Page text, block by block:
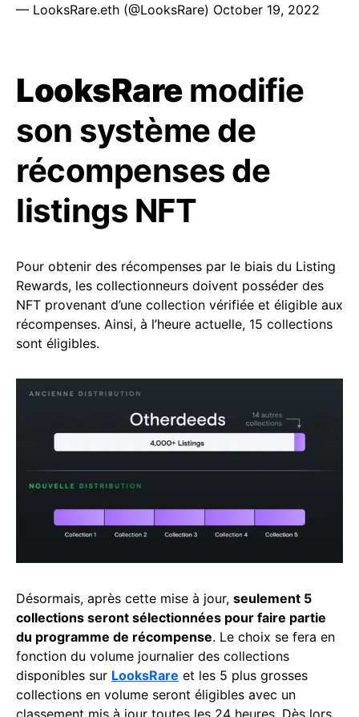
— LooksRare.eth (@LooksRare) October 19, 2022
LooksRaremodifie
son système de
récompenses de
listings NFT
Pour obtenir des récompenses par le biais du Listing
Rewards, les collectionneurs doivent posséder des
NFT provenant d’une collection vérifiée et éligible aux
récompenses. Ainsi, à l’heure actuelle, 15 collections
sont éligibles.
Désormais, après cette mise à jour, seulement 5
collections seront sélectionnées pour faire partie
du programme de récompense. Le choix se fera en
fonction du volume journalier des collections
disponibles sur LooksRare et les 5 plus grosses
collections en volume seront éligibles avec un
classement mis à jour toutes les 24 heures. Dès lors,